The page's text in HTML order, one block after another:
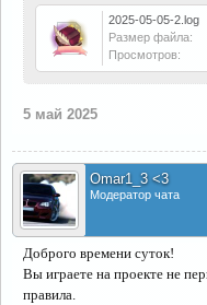
2025-05-05-2.log
Размер файла:
Просмотров:
5 май 2025
Omar1_3 <3
Модератор чата
Доброго времени суток!
Вы играете на проекте не
правила.